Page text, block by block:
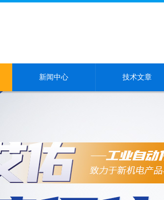
新闻中心 技术文章